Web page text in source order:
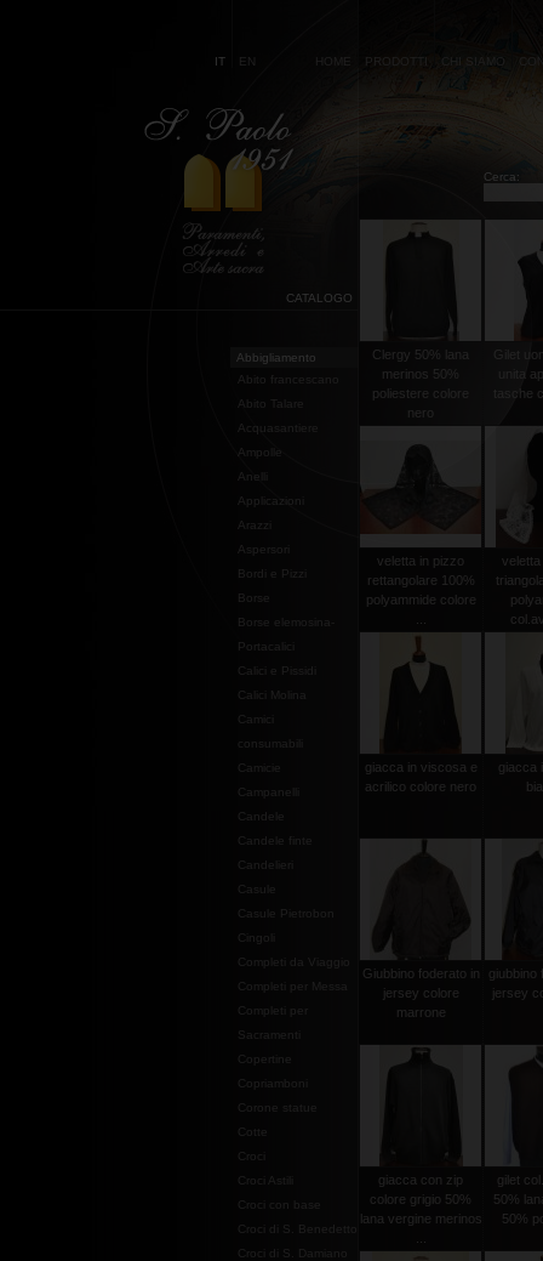
IT EN HOME PRODOTTI CHI SIAMO
Cerca:
CATALOGO
Abbigliamento
Abito francescano
Abito Talare
Acquasantiere
Ampolle
Anelli
Applicazioni
Arazzi
Aspersori
Bordi e Pizzi
Borse
Borse elemosina-
Portacalici
Calici e Pissidi
Calici Molina
Campanelli
Candele
Candele finte
Candelieri
Casule
Casule Pietrobon
Cingoli
Completi da Viaggio
Completi per Messa
Completi per
Sacramenti
Copertine
Copriamboni
Corone statue
Cotte
Croci
Croci Astili
Croci con base
Croci di S. Benedetto
Croci di S. Damiano
Clergy 50% lana
merinos 50%
poliestere colore
nero
Gilet
unita
tasche
veletta in pizzo
rettangolare 100%
polyammide colore
giacca in viscosa e
acrilico colore nero
giacca
Giubbino foderato in
jersey colore
marrone
giubbino
jersey
giacca con zip
colore grigio 50%
lana vergine merinos
gilet
50%
50%